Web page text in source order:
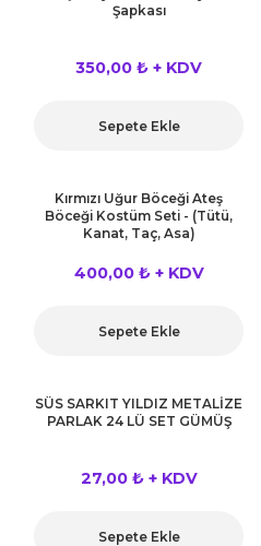
Şapkası
350,00 ₺ + KDV
Sepete Ekle
Kırmızı Uğur Böceği Ateş
Böceği Kostüm Seti - (Tütü,
Kanat, Taç, Asa)
400,00 ₺ + KDV
Sepete Ekle
SÜS SARKIT YILDIZ METALİZE
PARLAK 24 LÜ SET GÜMÜŞ
27,00 ₺ + KDV
Sepete Ekle